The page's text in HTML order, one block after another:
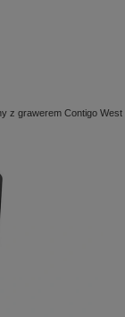
z grawerem Contigo